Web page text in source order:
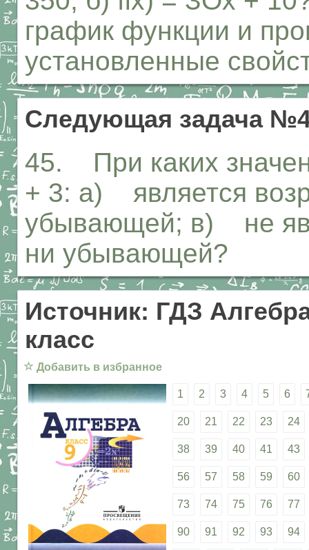
график функции и
установленные
Следующая задача
45. При каких
+ 3: а) является
убывающей; в) не
ни убывающей?
Источник: ГДЗ
класс
☆ Добавить в избранное
1 2 3 4 5 6
20 21 22 23 24
38 39 40 41 43
56 57 58 59 60
73 74 75 76 77
90 91 92 93 94